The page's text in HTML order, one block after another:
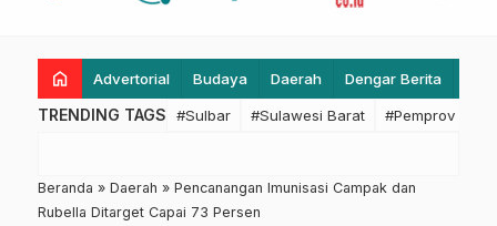
home Advertorial Budaya Daerah Dengar Berita
TRENDING TAGS #Sulbar #Sulawesi Barat #Pemprov
Beranda » Daerah » Pencanangan Imunisasi Campak dan
Rubella Ditarget Capai 73 Persen